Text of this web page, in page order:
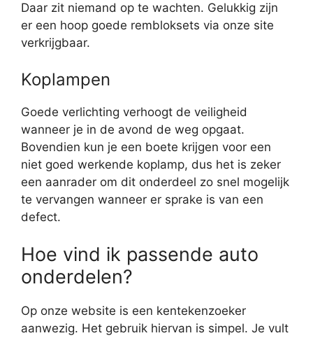
Daar zit niemand op te wachten. Gelukkig zijn
er een hoop goede rembloksets via onze site
verkrijgbaar.
Koplampen
Goede verlichting verhoogt de veiligheid
wanneer je in de avond de weg opgaat.
Bovendien kun je een boete krijgen voor een
niet goed werkende koplamp, dus het is zeker
een aanrader om dit onderdeel zo snel mogelijk
te vervangen wanneer er sprake is van een
defect.
Hoe vind ik passende auto
onderdelen?
Op onze website is een kentekenzoeker
aanwezig. Het gebruik hiervan is simpel. Je vult